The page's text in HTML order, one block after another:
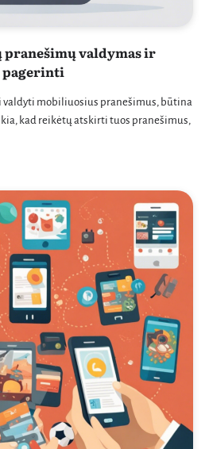
valdymas ir
mobiliuosius pranešimus, būtina
kad reikėtų atskirti tuos pranešimus,